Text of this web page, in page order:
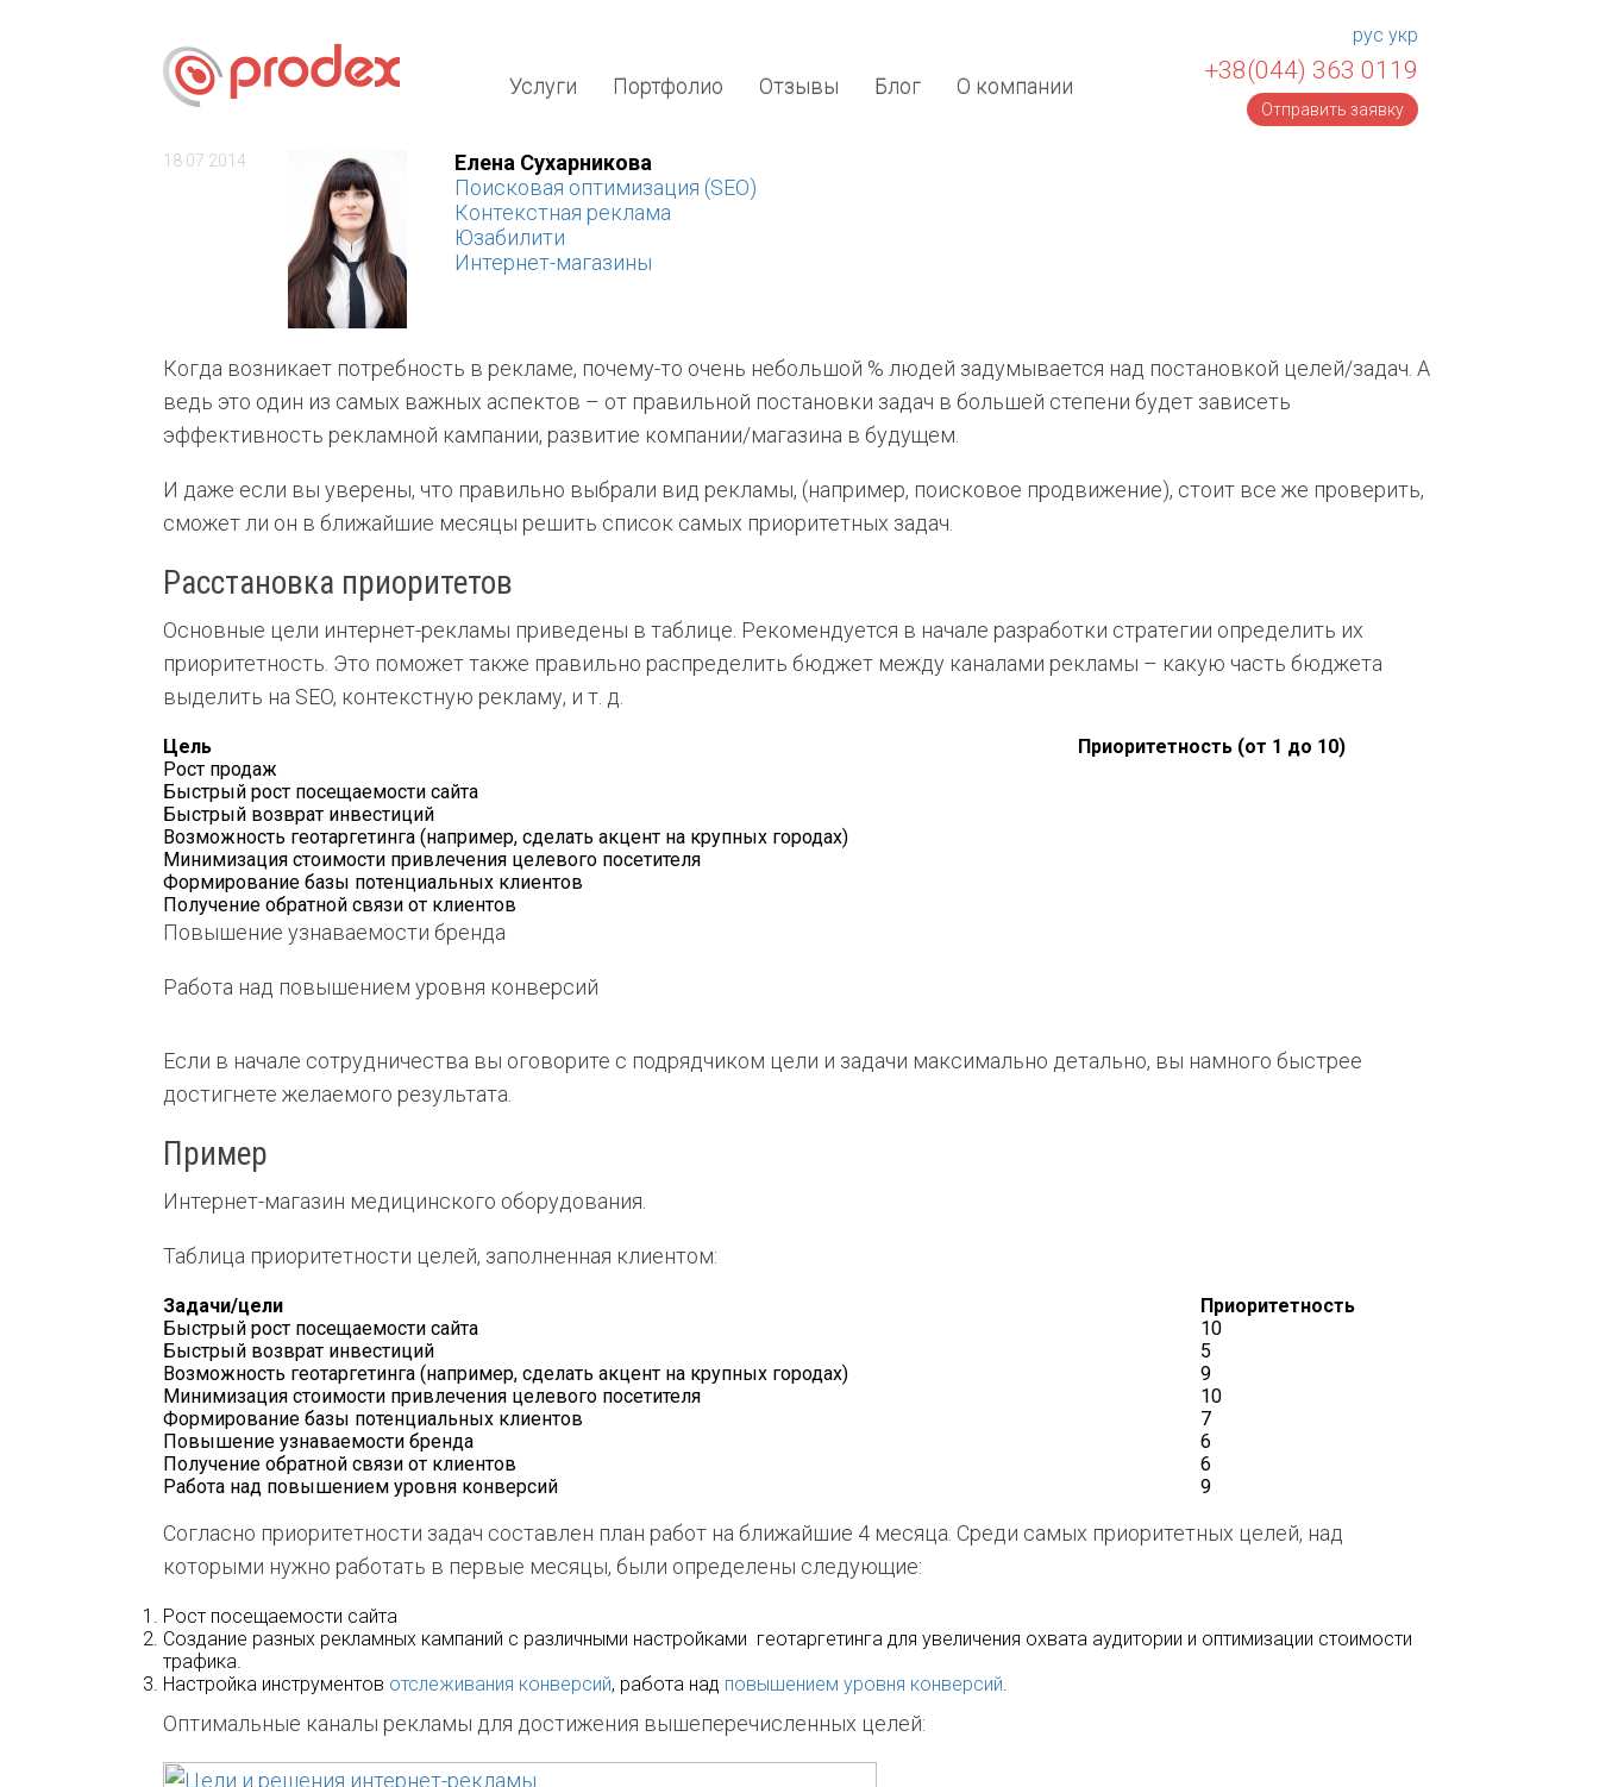
Услуги Портфолио Отзывы Блог О компании
рус укр
+38(044) 363 0119
Отправить заявку
18 07 2014
Елена Сухарникова
Поисковая оптимизация (SEO)
Контекстная реклама
Юзабилити
Интернет-магазины
Когда возникает потребность в рекламе, почему-то очень небольшой % людей задумывается над постановкой целей/задач. А
ведь это один из самых важных аспектов – от правильной постановки задач в большей степени будет зависеть
эффективность рекламной кампании, развитие компании/магазина в будущем.
И даже если вы уверены, что правильно выбрали вид рекламы, (например, поисковое продвижение), стоит все же проверить,
сможет ли он в ближайшие месяцы решить список самых приоритетных задач.
Расстановка приоритетов
Основные цели интернет-рекламы приведены в таблице. Рекомендуется в начале разработки стратегии определить их
приоритетность. Это поможет также правильно распределить бюджет между каналами рекламы – какую часть бюджета
выделить на SEO, контекстную рекламу, и т. д.
Цель
Приоритетность (от 1 до 10)
Рост продаж
Быстрый рост посещаемости сайта
Быстрый возврат инвестиций
Возможность геотаргетинга (например, сделать акцент на крупных городах)
Минимизация стоимости привлечения целевого посетителя
Формирование базы потенциальных клиентов
Получение обратной связи от клиентов
Повышение узнаваемости бренда
Работа над повышением уровня конверсий
Если в начале сотрудничества вы оговорите с подрядчиком цели и задачи максимально детально, вы намного быстрее
достигнете желаемого результата.
Пример
Интернет-магазин медицинского оборудования.
Таблица приоритетности целей, заполненная клиентом:
Задачи/цели
Приоритетность
Быстрый рост посещаемости сайта
10
Быстрый возврат инвестиций
5
Возможность геотаргетинга (например, сделать акцент на крупных городах)
9
Минимизация стоимости привлечения целевого посетителя
10
Формирование базы потенциальных клиентов
7
Повышение узнаваемости бренда
6
Получение обратной связи от клиентов
6
Работа над повышением уровня конверсий
9
Согласно приоритетности задач составлен план работ на ближайшие 4 месяца. Среди самых приоритетных целей, над
которыми нужно работать в первые месяцы, были определены следующие:
Рост посещаемости сайта
Создание разных рекламных кампаний с различными настройками геотаргетинга для увеличения охвата аудитории и оптимизации стоимости
трафика.
Настройка инструментов отслеживания конверсий, работа над повышением уровня конверсий.
Оптимальные каналы рекламы для достижения вышеперечисленных целей: